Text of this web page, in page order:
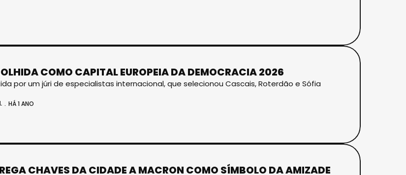
COMO CAPITAL EUROPEIA DA DEMOCRACIA 2026
por um júri de especialistas internacional, que selecionou Cascais, Roterdão e Sófia
HÁ 1 ANO
CHAVES DA CIDADE A MACRON COMO SÍMBOLO DA AMIZADE